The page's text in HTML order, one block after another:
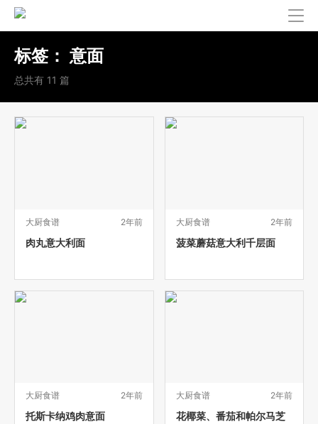
标签： 意面
总共有 11 篇
大厨食谱 2年前
肉丸意大利面
大厨食谱 2年前
菠菜蘑菇意大利千层面
大厨食谱 2年前
托斯卡纳鸡肉意面
大厨食谱 2年前
花椰菜、番茄和帕尔马芝